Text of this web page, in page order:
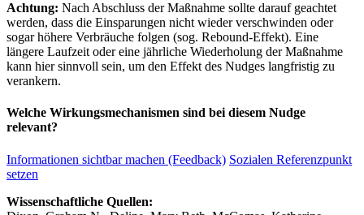
Achtung: Nach Abschluss der Maßnahme sollte darauf geachtet
werden, dass die Einsparungen nicht wieder verschwinden oder
sogar höhere Verbräuche folgen (sog. Rebound-Effekt). Eine
längere Laufzeit oder eine jährliche Wiederholung der Maßnahme
kann hier sinnvoll sein, um den Effekt des Nudges langfristig zu
verankern.
Welche Wirkungsmechanismen sind bei diesem Nudge
relevant?
Informationen sichtbar machen (Feedback) Sozialen Referenzpunkt
setzen
Wissenschaftliche Quellen: